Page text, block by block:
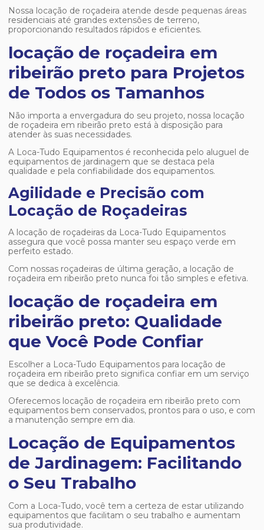
Nossa locação de roçadeira atende desde pequenas áreas
residenciais até grandes extensões de terreno,
proporcionando resultados rápidos e eficientes.
locação de roçadeira em
ribeirão preto para Projetos
de Todos os Tamanhos
Não importa a envergadura do seu projeto, nossa locação
de roçadeira em ribeirão preto está à disposição para
atender às suas necessidades.
A Loca-Tudo Equipamentos é reconhecida pelo aluguel de
equipamentos de jardinagem que se destaca pela
qualidade e pela confiabilidade dos equipamentos.
Agilidade e Precisão com
Locação de Roçadeiras
A locação de roçadeiras da Loca-Tudo Equipamentos
assegura que você possa manter seu espaço verde em
perfeito estado.
Com nossas roçadeiras de última geração, a locação de
roçadeira em ribeirão preto nunca foi tão simples e efetiva.
locação de roçadeira em
ribeirão preto: Qualidade
que Você Pode Confiar
Escolher a Loca-Tudo Equipamentos para locação de
roçadeira em ribeirão preto significa confiar em um serviço
que se dedica à excelência.
Oferecemos locação de roçadeira em ribeirão preto com
equipamentos bem conservados, prontos para o uso, e com
a manutenção sempre em dia.
Locação de Equipamentos
de Jardinagem: Facilitando
o Seu Trabalho
Com a Loca-Tudo, você tem a certeza de estar utilizando
equipamentos que facilitam o seu trabalho e aumentam
sua produtividade.